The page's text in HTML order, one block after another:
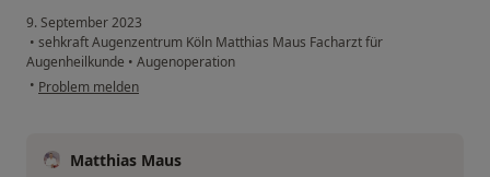
9. September 2023
• sehkraft Augenzentrum Köln Matthias Maus Facharzt für
Augenheilkunde • Augenoperation
• Problem melden
Matthias Maus